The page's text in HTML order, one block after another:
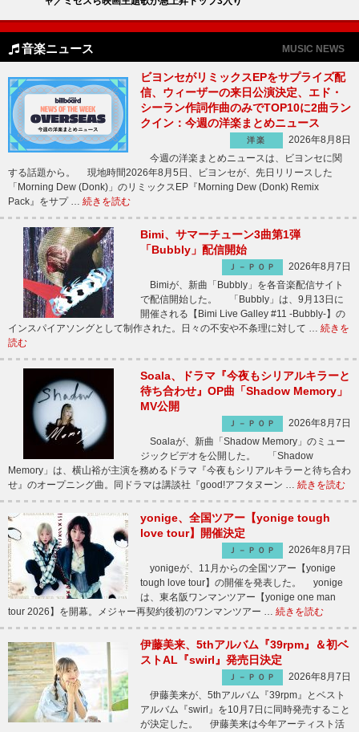
音楽ニュース MUSIC NEWS
ビヨンセがリミックスEPをサプライズ配
信、ウィーザーの来日公演決定、エド・
シーラン作詞作曲のみでTOP10に2曲ラン
クイン：今週の洋楽まとめニュース
洋楽
2026年8月8日
今週の洋楽まとめニュースは、ビヨンセに関
する話題から。 現地時間2026年8月5日、ビヨンセが、先日リリースした
「Morning Dew (Donk)」のリミックスEP『Morning Dew (Donk) Remix
Pack』をサプ … 続きを読む
Bimi、サマーチューン3曲第1弾
「Bubbly」配信開始
Ｊ－ＰＯＰ
2026年8月7日
Bimiが、新曲「Bubbly」を各音楽配信サイト
で配信開始した。 「Bubbly」は、9月13日に
開催される【Bimi Live Galley #11 -Bubbly-】の
インスパイアソングとして制作された。日々の不安や不条理に対して … 続きを
読む
Soala、ドラマ『今夜もシリアルキラーと
待ち合わせ』OP曲「Shadow Memory」
MV公開
Ｊ－ＰＯＰ
2026年8月7日
Soalaが、新曲「Shadow Memory」のミュー
ジックビデオを公開した。 「Shadow
Memory」は、横山裕が主演を務めるドラマ『今夜もシリアルキラーと待ち合わ
せ』のオープニング曲。同ドラマは講談社『good!アフタヌーン … 続きを読む
yonige、全国ツアー【yonige tough
love tour】開催決定
Ｊ－ＰＯＰ
2026年8月7日
yonigeが、11月からの全国ツアー【yonige
tough love tour】の開催を発表した。 yonige
は、東名阪ワンマンツアー【yonige one man
tour 2026】を開幕。メジャー再契約後初のワンマンツアー … 続きを読む
伊藤美来、5thアルバム『39rpm』＆初ベ
ストAL『swirl』発売日決定
Ｊ－ＰＯＰ
2026年8月7日
伊藤美来が、5thアルバム『39rpm』とベスト
アルバム『swirl』を10月7日に同時発売すること
が決定した。 伊藤美来は今年アーティスト活